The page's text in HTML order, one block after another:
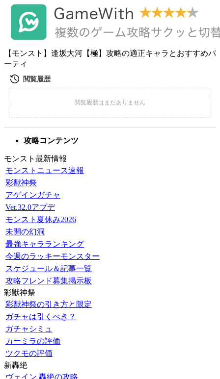
【モンスト】逢坂大河【極】攻略の適正キャラとおすすめパ
ーティ
攻略コンテンツ
モンスト最新情報
モンストニュース速報
彩獣神祭
アゲインガチャ
Ver.32.0アプデ
モンスト夏休み2026
未開の幻洞
最強キャラランキング
今週のラッキーモンスター
スケジュール＆記事一覧
攻略フレンド募集掲示板
彩獣神祭
彩獣神祭の引き方と限定
ガチャは引くべき？
ガチャシミュ
カーミラの評価
ツクモの評価
新轟絶
ヴェイン 轟絶の攻略